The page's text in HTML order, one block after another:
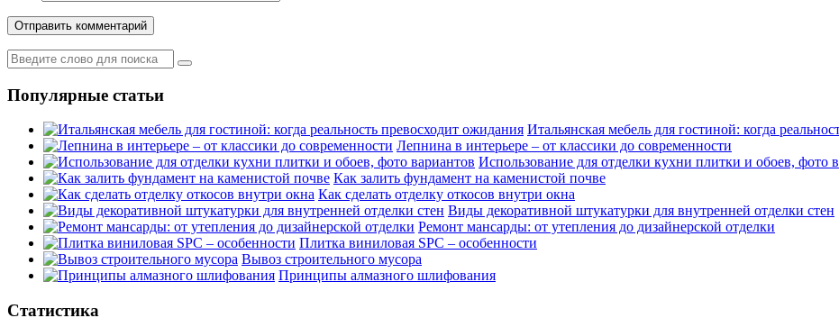
Популярные статьи
Итальянская мебель для гостиной: когда
Лепнина в интерьере – от классики до современности
Использование для отделки кухни плитки и обоев, фото
Как залить фундамент на каменистой почве
Как сделать отделку откосов внутри окна
Виды декоративной штукатурки для внутренней отделки стен
Ремонт мансарды: от утепления до дизайнерской отделки
Плитка виниловая SPC – особенности
Вывоз строительного мусора
Принципы алмазного шлифования
Статистика